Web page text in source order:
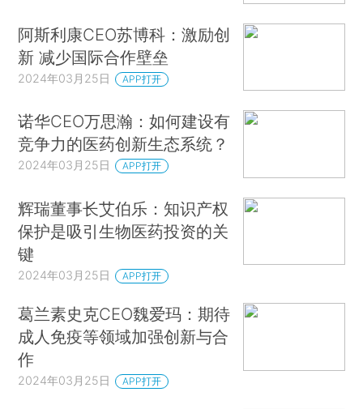
阿斯利康CEO苏博科：激励创
新 减少国际合作壁垒
2024年03月25日 APP打开
诺华CEO万思瀚：如何建设有
竞争力的医药创新生态系统？
2024年03月25日 APP打开
辉瑞董事长艾伯乐：知识产权
保护是吸引生物医药投资的关
键
2024年03月25日 APP打开
葛兰素史克CEO魏爱玛：期待
成人免疫等领域加强创新与合
作
2024年03月25日 APP打开